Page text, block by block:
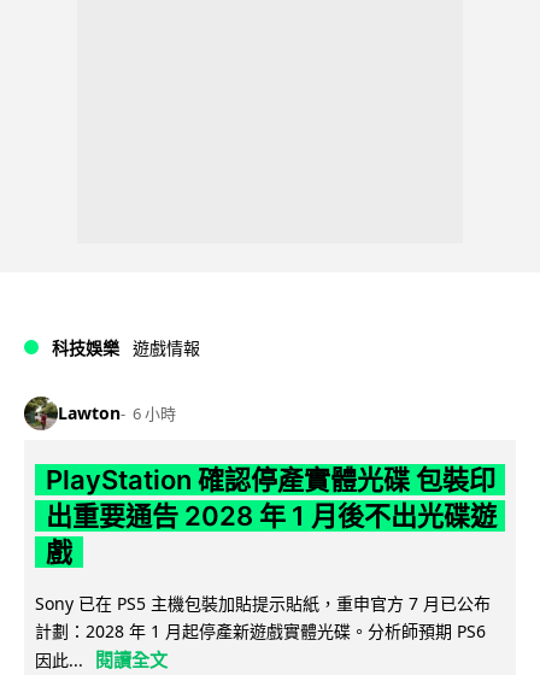
科技娛樂 遊戲情報
Lawton 6 小時
PlayStation 確認停產實體光碟 包裝印
出重要通告 2028 年 1 月後不出光碟遊
戲
Sony 已在 PS5 主機包裝加貼提示貼紙，重申官方 7 月已公布
計劃：2028 年 1 月起停產新遊戲實體光碟。分析師預期 PS6
因此...
閱讀全文